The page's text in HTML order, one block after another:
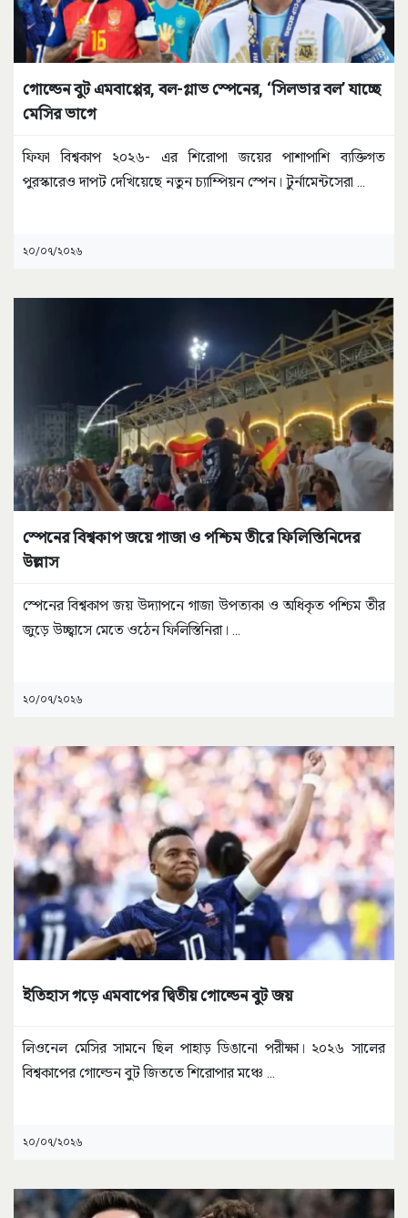
গোল্ডেন বুট এমবাপ্পের, বল-গ্লাভ স্পেনের, ‘সিলভার বল’ যাচ্ছে
মেসির ভাগে
ফিফা বিশ্বকাপ ২০২৬- এর শিরোপা জয়ের পাশাপাশি ব্যক্তিগত
পুরস্কারেও দাপট দেখিয়েছে নতুন চ্যাম্পিয়ন স্পেন। টুর্নামেন্টসেরা ...
২০/০৭/২০২৬
স্পেনের বিশ্বকাপ জয়ে গাজা ও পশ্চিম তীরে ফিলিস্তিনিদের
উল্লাস
স্পেনের বিশ্বকাপ জয় উদ্যাপনে গাজা উপত্যকা ও অধিকৃত পশ্চিম তীর
জুড়ে উচ্ছ্বাসে মেতে ওঠেন ফিলিস্তিনিরা। ...
২০/০৭/২০২৬
ইতিহাস গড়ে এমবাপের দ্বিতীয় গোল্ডেন বুট জয়
লিওনেল মেসির সামনে ছিল পাহাড় ডিঙানো পরীক্ষা। ২০২৬ সালের
বিশ্বকাপের গোল্ডেন বুট জিততে শিরোপার মঞ্চে ...
২০/০৭/২০২৬